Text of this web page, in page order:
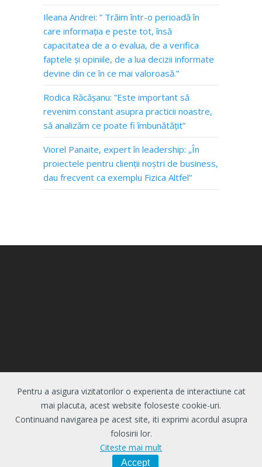
Pentru a asigura vizitatorilor o experienta de interactiune cat
mai placuta, acest website foloseste cookie-uri.
Continuand navigarea pe acest site, iti exprimi acordul asupra
folosirii lor.
Citeste mai mult
Accept
Ileana Andrei: ” Trăim într-o perioadă în
care informația e peste tot, însă
capacitatea de a o evalua, de a verifica
faptele și opiniile, de a lua decizii informate
devine din ce în ce mai valoroasă.”
Rodica Răcășanu: ”Este important să
revenim constant asupra practicii noastre,
să analizăm ce poate fi îmbunătățit”
Viorel Panaite, expert în leadership: „În
proiectele pentru clienții noștri de business,
dau frecvent ca exemplu Fizica Altfel”
© 2026 Centrul de Evaluare si Analize Educationale.
Toate drepturile rezervate.
confidentialitate |Politica de cookie-uri